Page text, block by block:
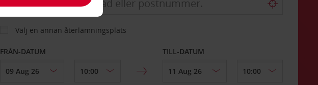
Välj en annan återlämningsplats
FRÅN-DATUM TILL-DATUM